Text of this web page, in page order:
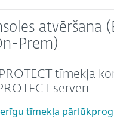
atvēršana
Prem)
tīmekļa
serverī
tīmekļa